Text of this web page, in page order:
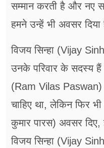
सम्मान करती है और नए
हमने उन्हें भी अवसर दिया
विजय सिन्हा (Vijay
उनके परिवार के सदस्य हैं।
(Ram Vilas Paswan)
चाहिए था, लेकिन फिर
कुमार पारस) अवसर दिए,
विजय सिन्हा (Vijay